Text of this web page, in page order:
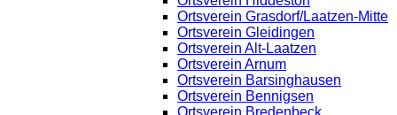
Ortsverein Grasdorf/Laatzen-Mitte
Ortsverein Gleidingen
Ortsverein Alt-Laatzen
Ortsverein Arnum
Ortsverein Barsinghausen
Ortsverein Bennigsen
Ortsverein Bredenbeck